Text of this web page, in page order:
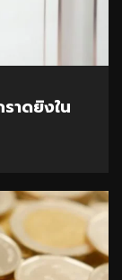
าดยิงใน